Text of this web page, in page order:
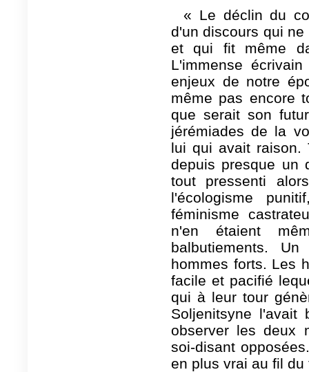
« Le déclin du
d'un discours qui
et qui fit même
L'immense
enjeux de notre
même pas encore
que serait son
jérémiades de la
lui qui avait raison.
depuis presque un
tout pressenti
l'écologisme
féminisme
n'en étaient
balbutiements.
hommes forts. Les
facile et pacifié
qui à leur tour
Soljenitsyne
observer les deux
soi-disant
en plus vrai au fil